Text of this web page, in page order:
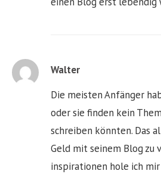
Walter
Die meisten Anfänger
oder sie finden kein
schreiben könnten. Das
Geld mit seinem Blog zu
inspirationen hole ich